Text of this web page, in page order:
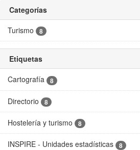
contenido
Categorías
Turismo
8
Etiquetas
Cartografía
8
Directorio 8
Hostelería y turismo 8
INSPIRE - Unidades estadísticas 8